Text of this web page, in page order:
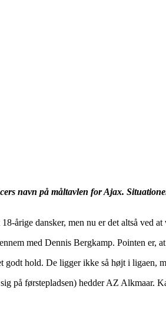
navn på måltavlen for Ajax.
årige dansker, men nu er det altså ved
med Dennis Bergkamp. Pointen
hold. De ligger ikke så højt i ligaen,
på førstepladsen) hedder AZ Alkmaar.